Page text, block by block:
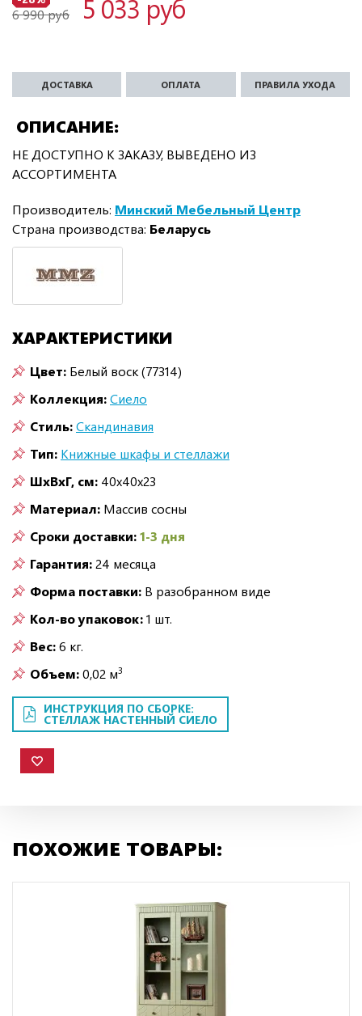
6 990 руб 5 033 руб
ОПИСАНИЕ
ДОСТАВКА ОПЛАТА ПРАВИЛА УХОДА
НЕ ДОСТУПНО К ЗАКАЗУ, ВЫВЕДЕНО ИЗ
АССОРТИМЕНТА
Производитель: Минский Мебельный Центр
Страна производства: Беларусь
ХАРАКТЕРИСТИКИ
Цвет: Белый воск (77314)
Коллекция:Сиело
Стиль:Скандинавия
Тип: Книжные шкафы и стеллажи
ШxВxГ, см: 40x40x23
Материал: Массив сосны
Сроки доставки:1-3 дня
Гарантия:24 месяца
Форма поставки: В разобранном виде
Кол-во упаковок:1 шт.
Вес:6 кг.
Объем:0,02 м3
ИНСТРУКЦИЯ ПО СБОРКЕ:
СТЕЛЛАЖ НАСТЕННЫЙ СИЕЛО
ПОХОЖИЕ ТОВАРЫ: